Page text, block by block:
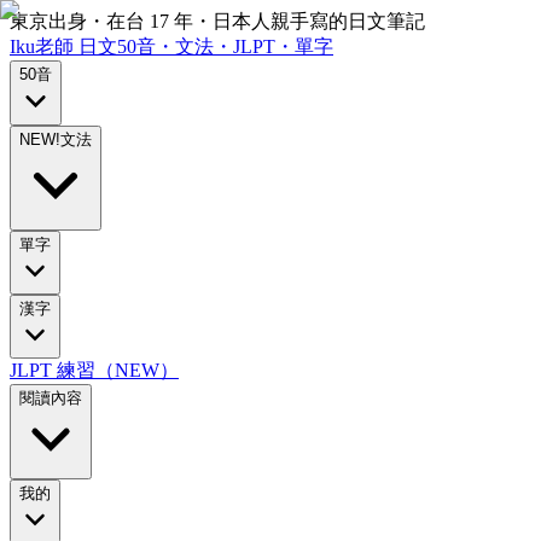
東京出身・在台 17 年・日本人親手寫的日文筆記
Iku老師 日文50音・文法・JLPT・單字
50音
NEW!文法
單字
漢字
JLPT 練習（NEW）
閱讀內容
我的